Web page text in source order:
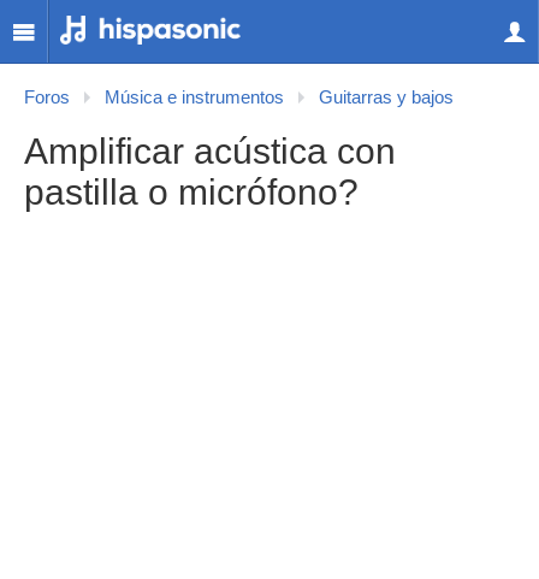
Foros Música e instrumentos Guitarras y bajos
Amplificar acústica con
pastilla o micrófono?